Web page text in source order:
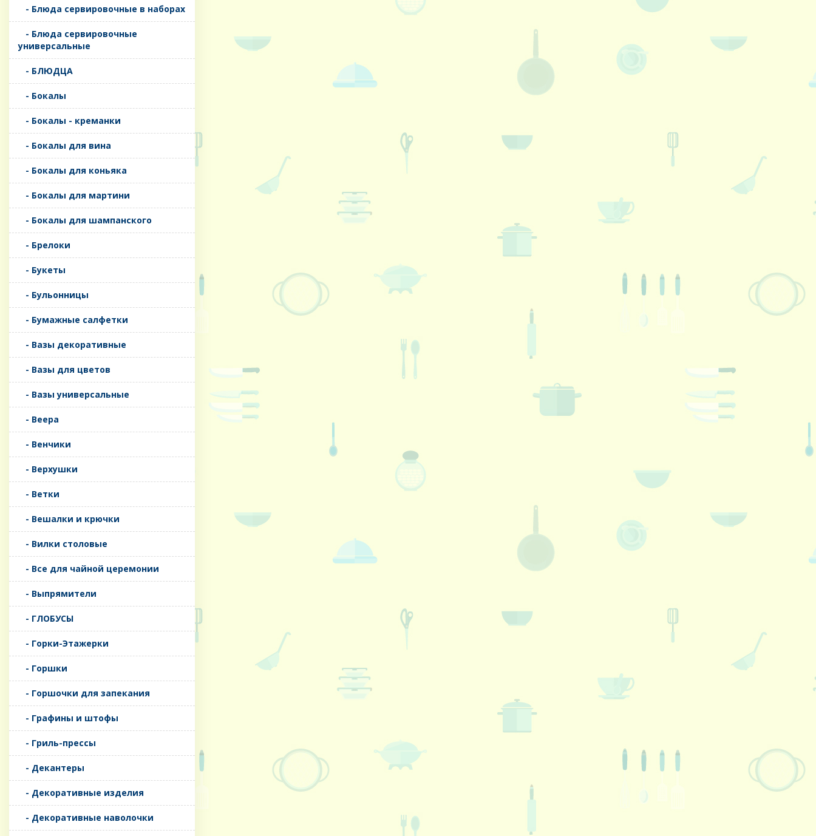
- Блюда сервировочные в наборах
- Блюда сервировочные
универсальные
- БЛЮДЦА
- Бокалы
- Бокалы - креманки
- Бокалы для вина
- Бокалы для коньяка
- Бокалы для мартини
- Бокалы для шампанского
- Брелоки
- Букеты
- Бульонницы
- Бумажные салфетки
- Вазы декоративные
- Вазы для цветов
- Вазы универсальные
- Веера
- Венчики
- Верхушки
- Ветки
- Вешалки и крючки
- Вилки столовые
- Все для чайной церемонии
- Выпрямители
- ГЛОБУСЫ
- Горки-Этажерки
- Горшки
- Горшочки для запекания
- Графины и штофы
- Гриль-прессы
- Декантеры
- Декоративные изделия
- Декоративные наволочки